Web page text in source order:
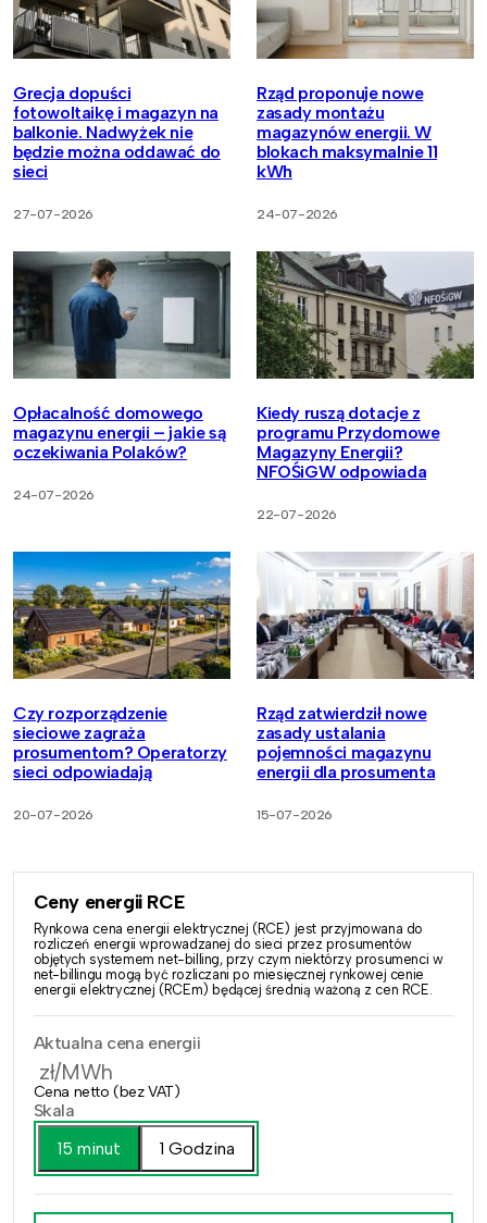
Grecja dopuści
fotowoltaikę i magazyn na
balkonie. Nadwyżek nie
będzie można oddawać do
sieci
27-07-2026
Rząd proponuje nowe
zasady montażu
magazynów energii. W
blokach maksymalnie 11
kWh
24-07-2026
Opłacalność domowego
magazynu energii – jakie są
oczekiwania Polaków?
24-07-2026
Kiedy ruszą dotacje z
programu Przydomowe
Magazyny Energii?
NFOŚiGW odpowiada
22-07-2026
Czy rozporządzenie
sieciowe zagraża
prosumentom? Operatorzy
sieci odpowiadają
20-07-2026
Rząd zatwierdził nowe
zasady ustalania
pojemności magazynu
energii dla prosumenta
15-07-2026
Ceny energii RCE
Rynkowa cena energii elektrycznej (RCE) jest przyjmowana do
rozliczeń energii wprowadzanej do sieci przez prosumentów
objętych systemem net-billing, przy czym niektórzy prosumenci w
net-billingu mogą być rozliczani po miesięcznej rynkowej cenie
energii elektrycznej (RCEm) będącej średnią ważoną z cen RCE.
Aktualna cena energii
zł/MWh
Cena netto (bez VAT)
Skala
15 minut
1 Godzina